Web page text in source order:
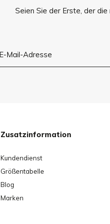
Seien Sie der Erste, der
Zusatzinformation
Kundendienst
Größentabelle
Blog
Marken